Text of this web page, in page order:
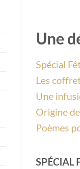
Une
Spécial
Les
Une
Origine
Poèmes
SPÉCIAL